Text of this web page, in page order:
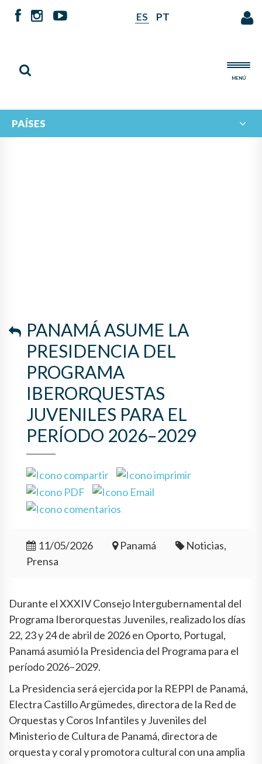
ES PT
MENÚ
PAÍSES
PANAMÁ ASUME LA
PRESIDENCIA DEL
PROGRAMA
IBERORQUESTAS
JUVENILES PARA EL
PERÍODO 2026–2029
11/05/2026 Panamá
Noticias,
Prensa
Durante el XXXIV Consejo Intergubernamental del
Programa Iberorquestas Juveniles, realizado los días
22, 23 y 24 de abril de 2026 en Oporto, Portugal,
Panamá asumió la Presidencia del Programa para el
período 2026–2029.
La Presidencia será ejercida por la REPPI de Panamá,
Electra Castillo Argümedes, directora de la Red de
Orquestas y Coros Infantiles y Juveniles del
Ministerio de Cultura de Panamá, directora de
orquesta y coral y promotora cultural con una amplia